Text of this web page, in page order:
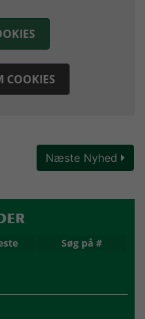
COOKIES
Næste Nyhed
Søg på #